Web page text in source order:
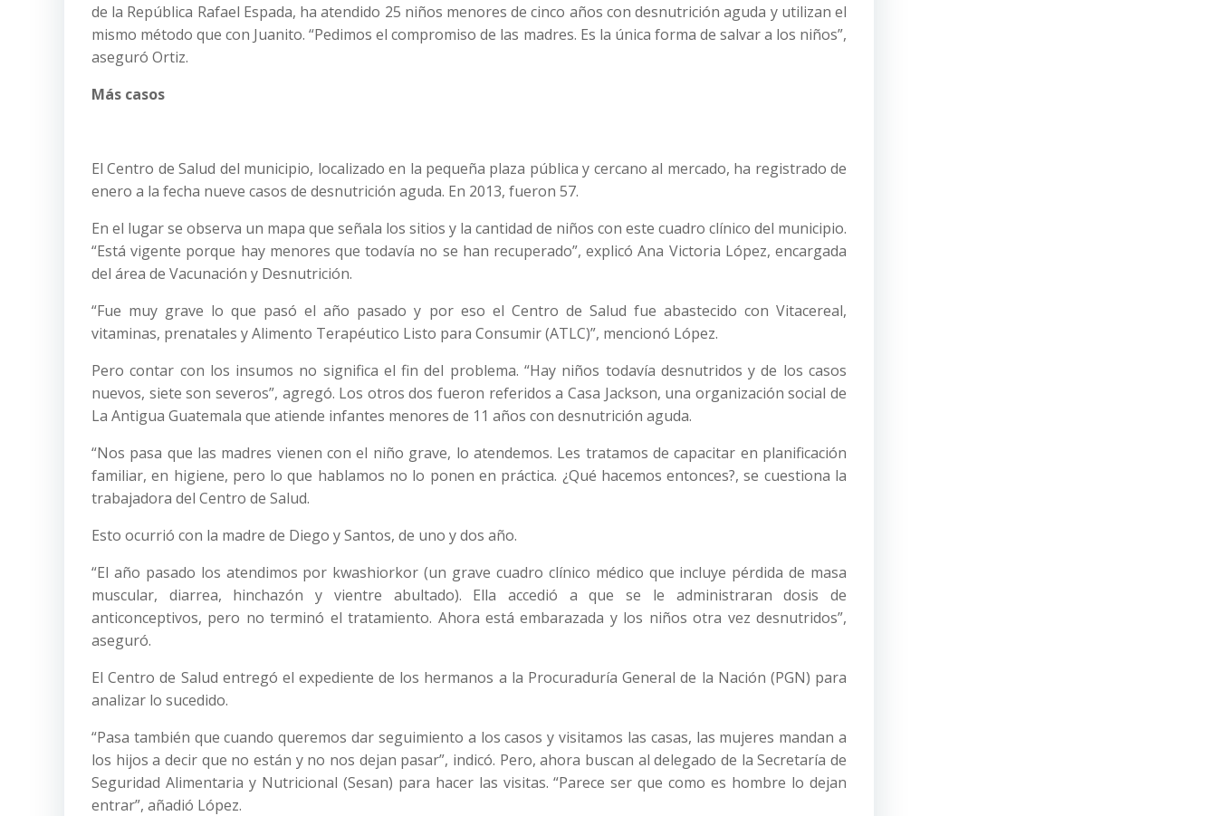
de la República Rafael Espada, ha atendido 25 niños menores de cinco años con desnutrición aguda y utilizan el
mismo método que con Juanito. “Pedimos el compromiso de las madres. Es la única forma de salvar a los niños”,
aseguró Ortiz.
Más casos
El Centro de Salud del municipio, localizado en la pequeña plaza pública y cercano al mercado, ha registrado de
enero a la fecha nueve casos de desnutrición aguda. En 2013, fueron 57.
En el lugar se observa un mapa que señala los sitios y la cantidad de niños con este cuadro clínico del municipio.
“Está vigente porque hay menores que todavía no se han recuperado”, explicó Ana Victoria López, encargada
del área de Vacunación y Desnutrición.
“Fue muy grave lo que pasó el año pasado y por eso el Centro de Salud fue abastecido con Vitacereal,
vitaminas, prenatales y Alimento Terapéutico Listo para Consumir (ATLC)”, mencionó López.
Pero contar con los insumos no significa el fin del problema. “Hay niños todavía desnutridos y de los casos
nuevos, siete son severos”, agregó. Los otros dos fueron referidos a Casa Jackson, una organización social de
La Antigua Guatemala que atiende infantes menores de 11 años con desnutrición aguda.
“Nos pasa que las madres vienen con el niño grave, lo atendemos. Les tratamos de capacitar en planificación
familiar, en higiene, pero lo que hablamos no lo ponen en práctica. ¿Qué hacemos entonces?, se cuestiona la
trabajadora del Centro de Salud.
Esto ocurrió con la madre de Diego y Santos, de uno y dos año.
“El año pasado los atendimos por kwashiorkor (un grave cuadro clínico médico que incluye pérdida de masa
muscular, diarrea, hinchazón y vientre abultado). Ella accedió a que se le administraran dosis de
anticonceptivos, pero no terminó el tratamiento. Ahora está embarazada y los niños otra vez desnutridos”,
aseguró.
El Centro de Salud entregó el expediente de los hermanos a la Procuraduría General de la Nación (PGN) para
analizar lo sucedido.
“Pasa también que cuando queremos dar seguimiento a los casos y visitamos las casas, las mujeres mandan a
los hijos a decir que no están y no nos dejan pasar”, indicó. Pero, ahora buscan al delegado de la Secretaría de
Seguridad Alimentaria y Nutricional (Sesan) para hacer las visitas. “Parece ser que como es hombre lo dejan
entrar”, añadió López.